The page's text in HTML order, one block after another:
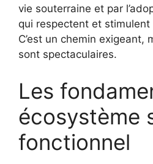
vie souterraine et par
qui respectent et
C’est un chemin exigeant,
sont spectaculaires.
Les
écosystème
fonctionnel